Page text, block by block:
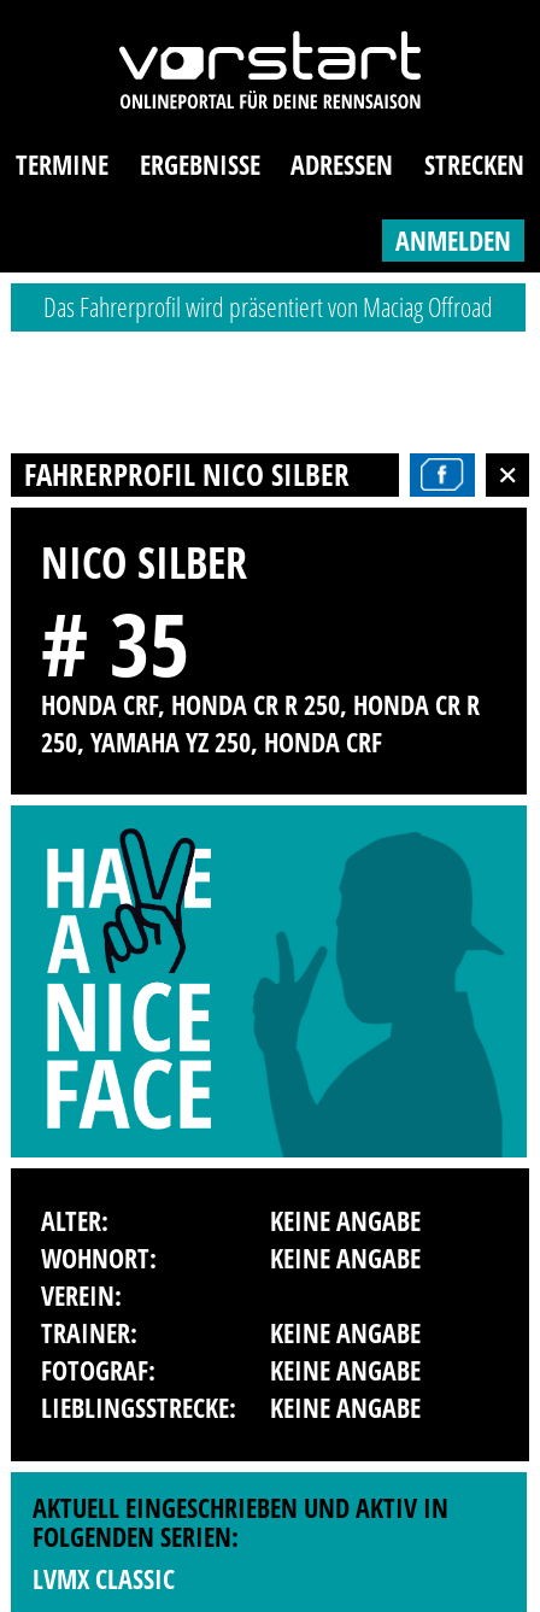
TERMINE ERGEBNISSE ADRESSEN STRECKEN
ANMELDEN
Das Fahrerprofil wird präsentiert von Maciag Offroad
FAHRERPROFIL NICO SILBER
NICO SILBER
# 35
HONDA CRF, HONDA CR R 250, HONDA CR R
250, YAMAHA YZ 250, HONDA CRF
ALTER:
KEINE ANGABE
WOHNORT:
KEINE ANGABE
VEREIN:
TRAINER:
KEINE ANGABE
FOTOGRAF:
KEINE ANGABE
LIEBLINGSSTRECKE:
KEINE ANGABE
AKTUELL EINGESCHRIEBEN UND AKTIV IN
FOLGENDEN SERIEN:
LVMX CLASSIC